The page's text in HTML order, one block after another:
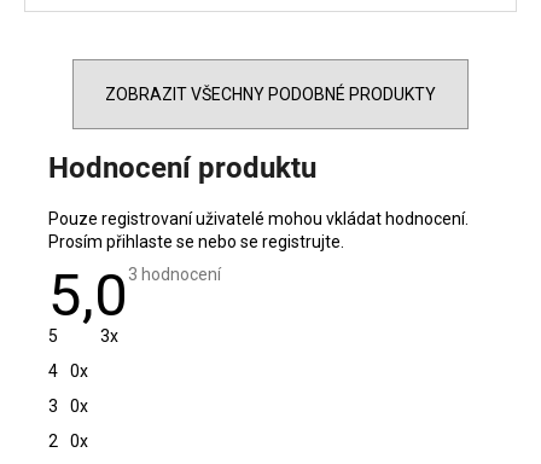
ZOBRAZIT VŠECHNY PODOBNÉ PRODUKTY
Hodnocení produktu
Pouze registrovaní uživatelé mohou vkládat hodnocení.
Prosím přihlaste se nebo se registrujte
5,0 Průměrné
3 hodnocení
5
3x
4
0x
3
0x
2
0x